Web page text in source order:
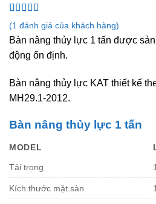
5trên 5 dựa
trên
1
đánh
giá
(1 đánh giá của khách hàng)
Bàn nâng thủy lực 1 tấn được
động ổn định.
Bàn nâng thủy lực KAT thiết kế
MH29.1-2012.
Bàn nâng thủy lực 1 tấn
MODEL
Tải trọng
Kích thước mặt sàn